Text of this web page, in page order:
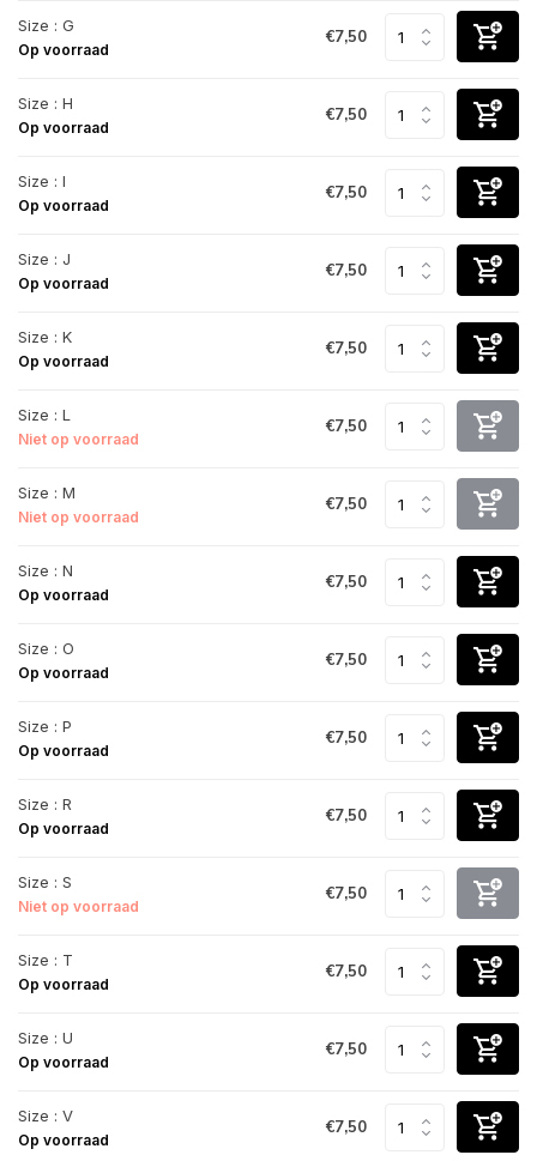
Size : G
Op voorraad
€7,50
Size : H
Op voorraad
€7,50
Size : I
Op voorraad
€7,50
Size : J
Op voorraad
€7,50
Size : K
Op voorraad
€7,50
Size : L
Niet op voorraad
€7,50
Size : M
Niet op voorraad
€7,50
Size : N
Op voorraad
€7,50
Size : O
Op voorraad
€7,50
Size : P
Op voorraad
€7,50
Size : R
Op voorraad
€7,50
Size : S
Niet op voorraad
€7,50
Size : T
Op voorraad
€7,50
Size : U
Op voorraad
€7,50
Size : V
Op voorraad
€7,50